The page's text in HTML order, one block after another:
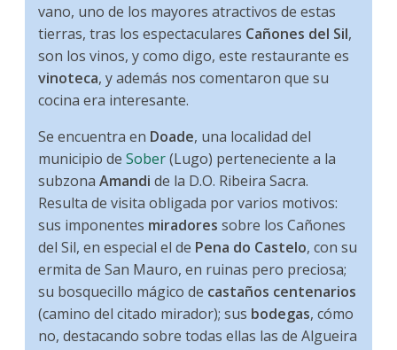
vano, uno de los mayores atractivos de estas
tierras, tras los espectaculares Cañones del Sil,
son los vinos, y como digo, este restaurante es
vinoteca, y además nos comentaron que su
cocina era interesante.
Se encuentra en Doade, una localidad del
municipio deSober(Lugo) perteneciente a la
subzonaAmandi de la D.O. Ribeira Sacra.
Resulta de visita obligada por varios motivos:
sus imponentes miradores sobre los Cañones
del Sil, en especial el de Pena do Castelo, con su
ermita de San Mauro, en ruinas pero preciosa;
su bosquecillo mágico de castaños centenarios
(camino del citado mirador); sus bodegas, cómo
no, destacando sobre todas ellas las de Algueira